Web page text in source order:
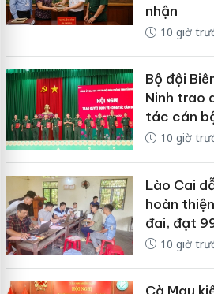
nhận
10 giờ
Bộ đội
Ninh trao
tác cán
10 giờ
Lào Cai
hoàn
đai, đạt
10 giờ